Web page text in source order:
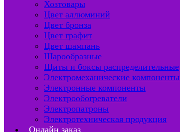
Хозтовары
Цвет аллюминий
Цвет бронза
Цвет графит
Цвет шампань
Шарообразные
Щиты и боксы распределительные
Электромеханические компоненты
Электронные компоненты
Электрообогреватели
Электропатроны
Электротехническая продукция
Онлайн заказ